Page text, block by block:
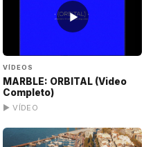
▶
VÍDEOS
MARBLE: ORBITAL (Video
Completo)
▶ VÍDEO